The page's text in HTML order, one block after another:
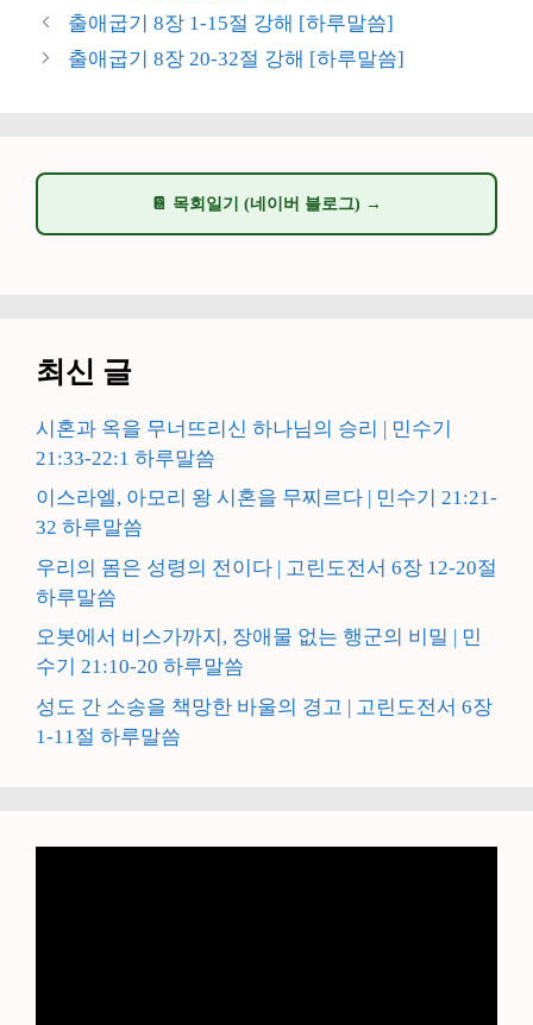
리
그
출애굽기 8장 1-15절 강해 [하루말씀]
출애굽기 8장 20-32절 강해 [하루말씀]
📔 목회일기 (네이버 블로그) →
최신 글
시혼과 옥을 무너뜨리신 하나님의 승리 | 민수기
21:33-22:1 하루말씀
이스라엘, 아모리 왕 시혼을 무찌르다 | 민수기 21:21-
32 하루말씀
우리의 몸은 성령의 전이다 | 고린도전서 6장 12-20절
하루말씀
오봇에서 비스가까지, 장애물 없는 행군의 비밀 | 민
수기 21:10-20 하루말씀
성도 간 소송을 책망한 바울의 경고 | 고린도전서 6장
1-11절 하루말씀